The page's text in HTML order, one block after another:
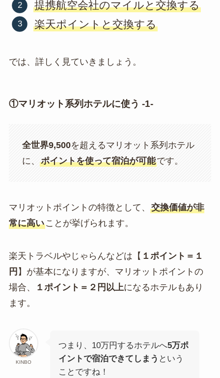
提携航空会社のマイルと交換する
楽天ポイントと交換する
では、詳しく見ていきましょう。
①マリオット系列ホテルに使う -1-
全世界9,500を超えるマリオット系列ホテル
に、 ポイントを使って宿泊が可能です。
マリオットポイントの特徴として、 交換価値が非
常に高いことが挙げられます。
楽天トラベルやじゃらんなどは【 １ポイント＝１
円 】が基本になりますが、マリオットポイントの
場合、
１ポイント＝２円以上になるホテルもあり
ます。
KINBO
つまり、10万円するホテルへ5万ポ
イントで宿泊できてしまう という
ことですね！